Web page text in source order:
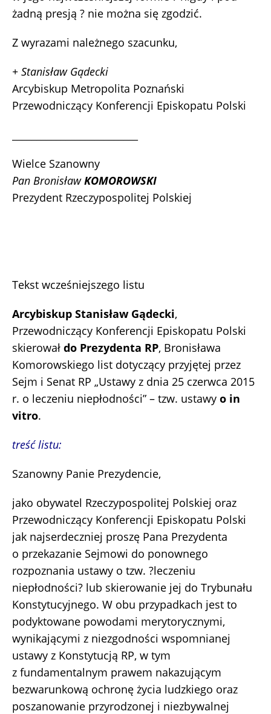
żadną presją ? nie można się zgodzić.
Z wyrazami należnego szacunku,
+ Stanisław Gądecki
Arcybiskup Metropolita Poznański
Przewodniczący Konferencji Episkopatu Polski
Wielce Szanowny
Pan BronisławKOMOROWSKI
Prezydent Rzeczypospolitej Polskiej
Tekst wcześniejszego listu
Arcybiskup Stanisław Gądecki,
Przewodniczący Konferencji Episkopatu Polski
skierował do Prezydenta RP, Bronisława
Komorowskiego list dotyczący przyjętej przez
Sejm i Senat RP „Ustawy z dnia 25 czerwca 2015
r. o leczeniu niepłodności” – tzw. ustawy o in
vitro.
treść listu:
Szanowny Panie Prezydencie,
jako obywatel Rzeczypospolitej Polskiej oraz
Przewodniczący Konferencji Episkopatu Polski
jak najserdeczniej proszę Pana Prezydenta
o przekazanie Sejmowi do ponownego
rozpoznania ustawy o tzw. ?leczeniu
niepłodności? lub skierowanie jej do Trybunału
Konstytucyjnego. W obu przypadkach jest to
podyktowane powodami merytorycznymi,
wynikającymi z niezgodności wspomnianej
ustawy z Konstytucją RP, w tym
z fundamentalnym prawem nakazującym
bezwarunkową ochronę życia ludzkiego oraz
poszanowanie przyrodzonej i niezbywalnej